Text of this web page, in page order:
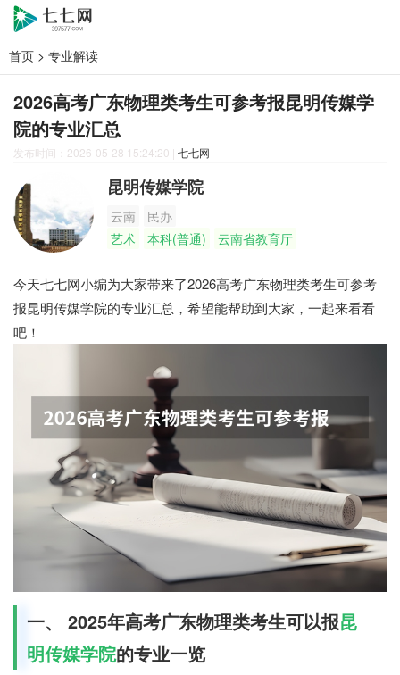
首页 > 专业解读
2026高考广东物理类考生可参考报昆明传媒学
院的专业汇总
发布时间：2026-05-28 15:24:20 | 七七网
昆明传媒学院
云南
民办
艺术
本科(普通) 云南省教育厅
今天七七网小编为大家带来了2026高考广东物理类考生可参考
报昆明传媒学院的专业汇总，希望能帮助到大家，一起来看看
吧！
一、 2025年高考广东物理类考生可以报昆
明传媒学院的专业一览